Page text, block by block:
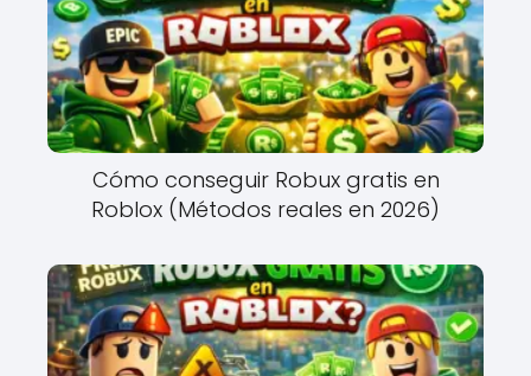
Cómo conseguir Robux gratis en
Roblox (Métodos reales en 2026)